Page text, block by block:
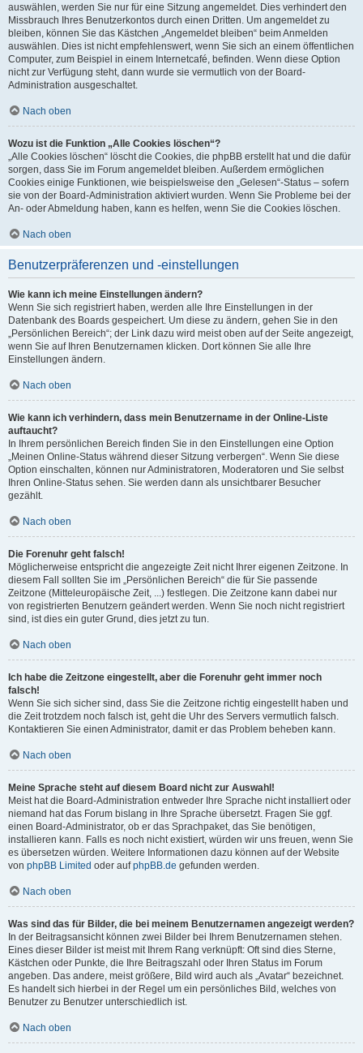
auswählen, werden Sie nur für eine Sitzung angemeldet. Dies verhindert den
Missbrauch Ihres Benutzerkontos durch einen Dritten. Um angemeldet zu
bleiben, können Sie das Kästchen „Angemeldet bleiben“ beim Anmelden
auswählen. Dies ist nicht empfehlenswert, wenn Sie sich an einem öffentlichen
Computer, zum Beispiel in einem Internetcafé, befinden. Wenn diese Option
nicht zur Verfügung steht, dann wurde sie vermutlich von der Board-
Administration ausgeschaltet.
Nach oben
Wozu ist die Funktion „Alle Cookies löschen“?
„Alle Cookies löschen“ löscht die Cookies, die phpBB erstellt hat und die dafür
sorgen, dass Sie im Forum angemeldet bleiben. Außerdem ermöglichen
Cookies einige Funktionen, wie beispielsweise den „Gelesen“-Status – sofern
sie von der Board-Administration aktiviert wurden. Wenn Sie Probleme bei der
An- oder Abmeldung haben, kann es helfen, wenn Sie die Cookies löschen.
Nach oben
Benutzerpräferenzen und -einstellungen
Wie kann ich meine Einstellungen ändern?
Wenn Sie sich registriert haben, werden alle Ihre Einstellungen in der
Datenbank des Boards gespeichert. Um diese zu ändern, gehen Sie in den
„Persönlichen Bereich“; der Link dazu wird meist oben auf der Seite angezeigt,
wenn Sie auf Ihren Benutzernamen klicken. Dort können Sie alle Ihre
Einstellungen ändern.
Nach oben
Wie kann ich verhindern, dass mein Benutzername in der Online-Liste
auftaucht?
In Ihrem persönlichen Bereich finden Sie in den Einstellungen eine Option
„Meinen Online-Status während dieser Sitzung verbergen“. Wenn Sie diese
Option einschalten, können nur Administratoren, Moderatoren und Sie selbst
Ihren Online-Status sehen. Sie werden dann als unsichtbarer Besucher
gezählt.
Nach oben
Die Forenuhr geht falsch!
Möglicherweise entspricht die angezeigte Zeit nicht Ihrer eigenen Zeitzone. In
diesem Fall sollten Sie im „Persönlichen Bereich“ die für Sie passende
Zeitzone (Mitteleuropäische Zeit, ...) festlegen. Die Zeitzone kann dabei nur
von registrierten Benutzern geändert werden. Wenn Sie noch nicht registriert
sind, ist dies ein guter Grund, dies jetzt zu tun.
Nach oben
Ich habe die Zeitzone eingestellt, aber die Forenuhr geht immer noch
falsch!
Wenn Sie sich sicher sind, dass Sie die Zeitzone richtig eingestellt haben und
die Zeit trotzdem noch falsch ist, geht die Uhr des Servers vermutlich falsch.
Kontaktieren Sie einen Administrator, damit er das Problem beheben kann.
Nach oben
Meine Sprache steht auf diesem Board nicht zur Auswahl!
Meist hat die Board-Administration entweder Ihre Sprache nicht installiert oder
niemand hat das Forum bislang in Ihre Sprache übersetzt. Fragen Sie ggf.
einen Board-Administrator, ob er das Sprachpaket, das Sie benötigen,
installieren kann. Falls es noch nicht existiert, würden wir uns freuen, wenn Sie
es übersetzen würden. Weitere Informationen dazu können auf der Website
von phpBB Limited oder aufphpBB.de gefunden werden.
Nach oben
Was sind das für Bilder, die bei meinem Benutzernamen angezeigt werden?
In der Beitragsansicht können zwei Bilder bei Ihrem Benutzernamen stehen.
Eines dieser Bilder ist meist mit Ihrem Rang verknüpft: Oft sind dies Sterne,
Kästchen oder Punkte, die Ihre Beitragszahl oder Ihren Status im Forum
angeben. Das andere, meist größere, Bild wird auch als „Avatar“ bezeichnet.
Es handelt sich hierbei in der Regel um ein persönliches Bild, welches von
Benutzer zu Benutzer unterschiedlich ist.
Nach oben